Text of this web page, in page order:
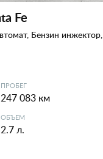
Fe
Бензин инжектор,
ПРОБЕГ
247 083 км
ОБЪЕМ
2.7 л.